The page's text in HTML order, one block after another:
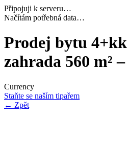
Připojuji k serveru…
Dokončuji inicializaci…
Prodej bytu
zahrada 560 m²
Currency
Staňte se naším tipařem
← Zpět